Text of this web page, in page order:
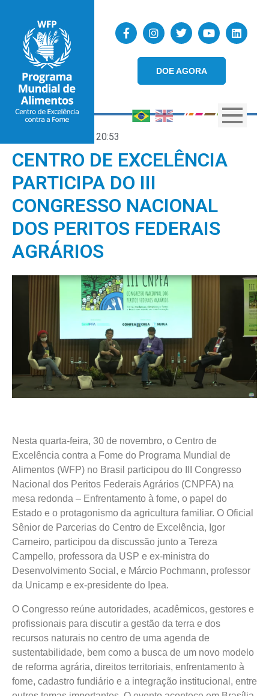
DOE AGORA
20:53
CENTRO DE EXCELÊNCIA
PARTICIPA DO III
CONGRESSO NACIONAL
DOS PERITOS FEDERAIS
AGRÁRIOS
Nesta quarta-feira, 30 de novembro, o Centro de
Excelência contra a Fome do Programa Mundial de
Alimentos (WFP) no Brasil participou do III Congresso
Nacional dos Peritos Federais Agrários (CNPFA) na
mesa redonda – Enfrentamento à fome, o papel do
Estado e o protagonismo da agricultura familiar. O Oficial
Sênior de Parcerias do Centro de Excelência, Igor
Carneiro, participou da discussão junto a Tereza
Campello, professora da USP e ex-ministra do
Desenvolvimento Social, e Márcio Pochmann, professor
da Unicamp e ex-presidente do Ipea.
O Congresso reúne autoridades, acadêmicos, gestores e
profissionais para discutir a gestão da terra e dos
recursos naturais no centro de uma agenda de
sustentabilidade, bem como a busca de um novo modelo
de reforma agrária, direitos territoriais, enfrentamento à
fome, cadastro fundiário e a integração institucional, entre